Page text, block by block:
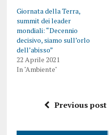
Giornata della Terra,
summit dei leader
mondiali: “Decennio
decisivo, siamo sull’orlo
dell’abisso”
22 Aprile 2021
In "Ambiente"
Previous post